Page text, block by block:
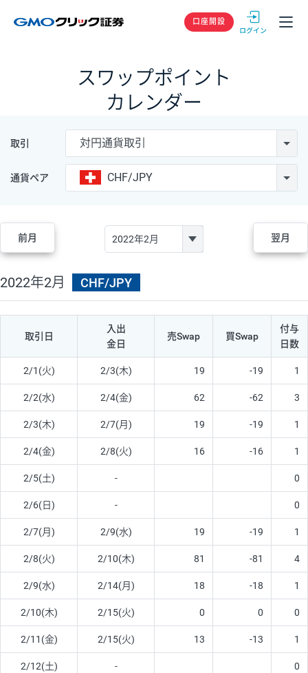
GMOクリック
口座開設
スワップポイント
カレンダー
取引 対円通貨取引
通貨ペア CHF/JPY
前月 翌月
2022年2月 CHF/JPY
取引日
入出
金日
売Swap 買Swap
付与
日数
2/1(火) 2/3(木) 19 -19 1
2/2(水) 2/4(金) 62 -62 3
2/3(木) 2/7(月) 19 -19 1
2/4(金) 2/8(火) 16 -16 1
2/5(土) - 0
2/6(日) - 0
2/7(月) 2/9(水) 19 -19 1
2/8(火) 2/10(木) 81 -81 4
2/9(水) 2/14(月) 18 -18 1
2/10(木) 2/15(火) 0 0 0
2/11(金) 2/15(火) 13 -13 1
2/12(土) - 0